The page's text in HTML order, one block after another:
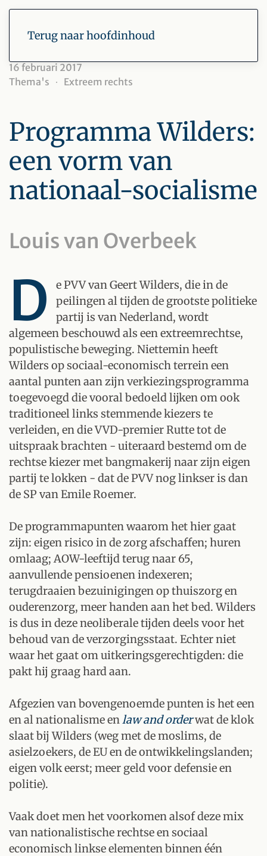
Terug naar hoofdinhoud
16 februari 2017
Thema's
Extreem rechts
Programma Wilders:
een vorm van
nationaal-socialisme
Louis van Overbeek
D
e PVV van Geert Wilders, die in de
peilingen al tijden de grootste politieke
partij is van Nederland, wordt
algemeen beschouwd als een extreemrechtse,
populistische beweging. Niettemin heeft
Wilders op sociaal-economisch terrein een
aantal punten aan zijn verkiezingsprogramma
toegevoegd die vooral bedoeld lijken om ook
traditioneel links stemmende kiezers te
verleiden, en die VVD-premier Rutte tot de
uitspraak brachten - uiteraard bestemd om de
rechtse kiezer met bangmakerij naar zijn eigen
partij te lokken - dat de PVV nog linkser is dan
de SP van Emile Roemer.
De programmapunten waarom het hier gaat
zijn: eigen risico in de zorg afschaffen; huren
omlaag; AOW-leeftijd terug naar 65,
aanvullende pensioenen indexeren;
terugdraaien bezuinigingen op thuiszorg en
ouderenzorg, meer handen aan het bed. Wilders
is dus in deze neoliberale tijden deels voor het
behoud van de verzorgingsstaat. Echter niet
waar het gaat om uitkeringsgerechtigden: die
pakt hij graag hard aan.
Afgezien van bovengenoemde punten is het een
en al nationalisme enlaw and orderwat de klok
slaat bij Wilders (weg met de moslims, de
asielzoekers, de EU en de ontwikkelingslanden;
eigen volk eerst; meer geld voor defensie en
politie).
Vaak doet men het voorkomen alsof deze mix
van nationalistische rechtse en sociaal
economisch linkse elementen binnen één